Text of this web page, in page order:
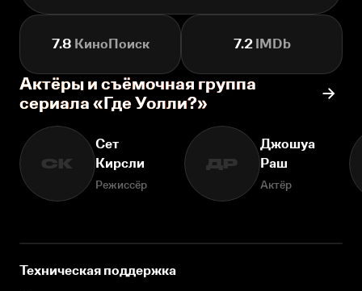
7.8 КиноПоиск 7.2IMDb
Актёры и съёмочная группа
сериала «Где Уолли?»
СК
Сет
Кирсли
Режиссёр
ДР
Джошуа
Раш
Актёр
Техническая поддержка